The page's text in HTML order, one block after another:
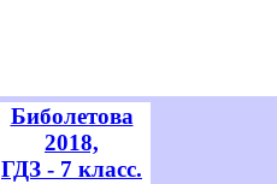
Биболетова
2018,
ГДЗ - 7 класс.